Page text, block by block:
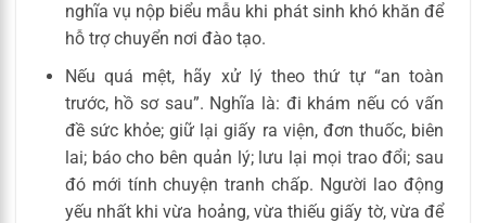
nghĩa vụ nộp biểu mẫu khi phát sinh khó khăn để
hỗ trợ chuyển nơi đào tạo.
Nếu quá mệt, hãy xử lý theo thứ tự “an toàn
trước, hồ sơ sau”. Nghĩa là: đi khám nếu có vấn
đề sức khỏe; giữ lại giấy ra viện, đơn thuốc, biên
lai; báo cho bên quản lý; lưu lại mọi trao đổi; sau
đó mới tính chuyện tranh chấp. Người lao động
yếu nhất khi vừa hoảng, vừa thiếu giấy tờ, vừa để